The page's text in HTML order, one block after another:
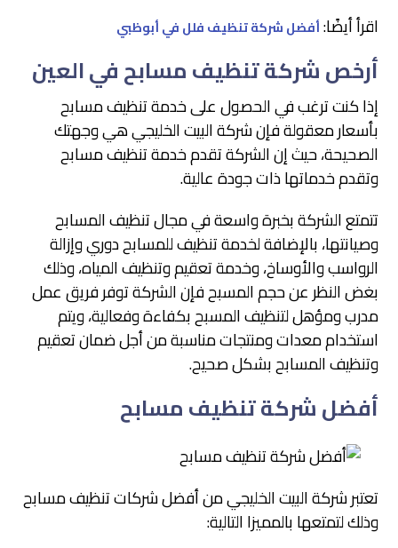
اقرأ أيضًا:أفضل شركة تنظيف فلل في أبوظبي
أرخص شركة تنظيف مسابح في العين
إذا كنت ترغب في الحصول على خدمة تنظيف مسابح
بأسعار معقولة فإن شركة البيت الخليجي هي وجهتك
الصحيحة، حيث إن الشركة تقدم خدمة تنظيف مسابح
وتقدم خدماتها ذات جودة عالية.
تتمتع الشركة بخبرة واسعة في مجال تنظيف المسابح
وصيانتها، بالإضافة لخدمة تنظيف للمسابح دوري وإزالة
الرواسب والأوساخ، وخدمة تعقيم وتنظيف المياه، وذلك
بغض النظر عن حجم المسبح فإن الشركة توفر فريق عمل
مدرب ومؤهل لتنظيف المسبح بكفاءة وفعالية، ويتم
استخدام معدات ومنتجات مناسبة من أجل ضمان تعقيم
وتنظيف المسابح بشكل صحيح.
أفضل شركة تنظيف مسابح
تعتبر شركة البيت الخليجي من أفضل شركات تنظيف مسابح
وذلك لتمتعها بالمميزا التالية: